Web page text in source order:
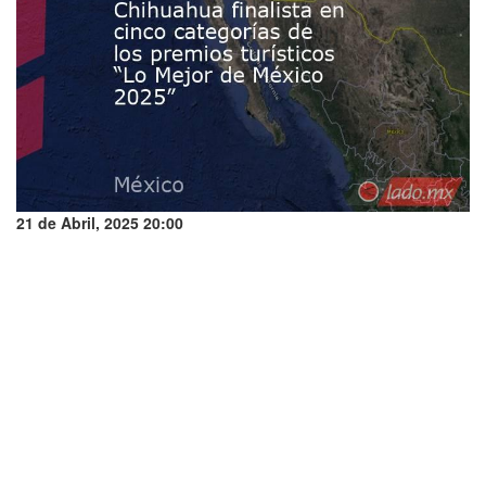
21 de Abril, 2025 20:00